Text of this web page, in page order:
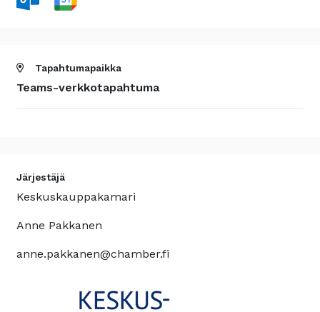
Tapahtumapaikka
Teams-verkkotapahtuma
Järjestäjä
Keskuskauppakamari
Anne Pakkanen
anne.pakkanen@chamber.fi